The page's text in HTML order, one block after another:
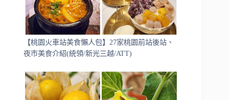
【桃園火車站美食懶人包】27家桃園前站後站、
夜市美食介紹(統領/新光三越/ATT)